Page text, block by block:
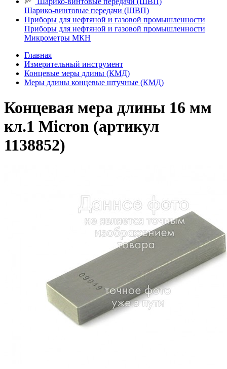
Шарико-винтовые передачи (ШВП)
Приборы для нефтяной и газовой промышленности
Приборы для нефтяной и газовой промышленности
Микрометры МКН
Главная
Измерительный инструмент
Концевые меры длины (КМД)
Меры длины концевые штучные (КМД)
Концевая мера длины 16 мм
кл.1 Micron (артикул
1138852)